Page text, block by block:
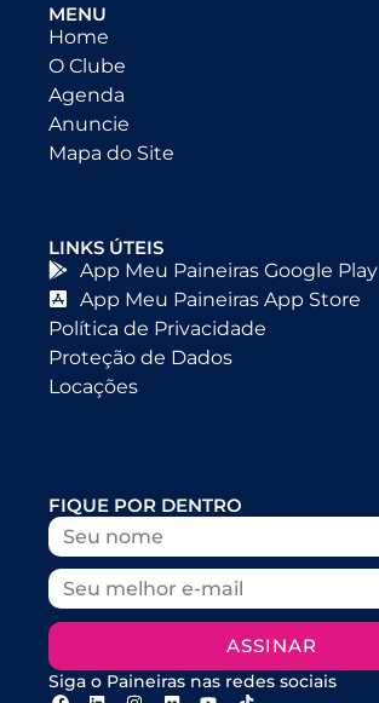
MENU
Home
O Clube
Agenda
Anuncie
Mapa do Site
LINKS ÚTEIS
App Meu Paineiras Google Play
App Meu Paineiras App Store
Política de Privacidade
Proteção de Dados
Locações
FIQUE POR DENTRO
ASSINAR
Siga o Paineiras nas redes sociais